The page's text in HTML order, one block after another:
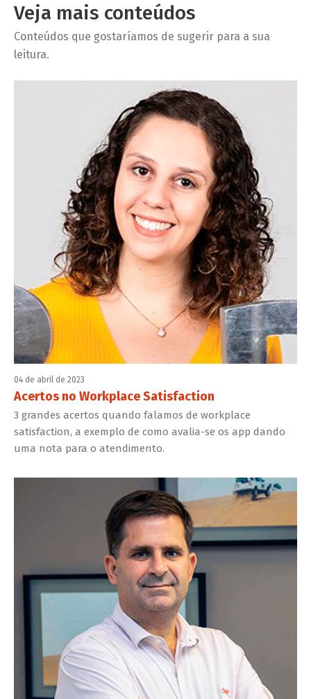
Veja mais conteúdos
Conteúdos que gostaríamos de sugerir para a sua
leitura.
04 de abril de 2023
Acertos no Workplace Satisfaction
3 grandes acertos quando falamos de workplace
satisfaction, a exemplo de como avalia-se os app dando
uma nota para o atendimento.